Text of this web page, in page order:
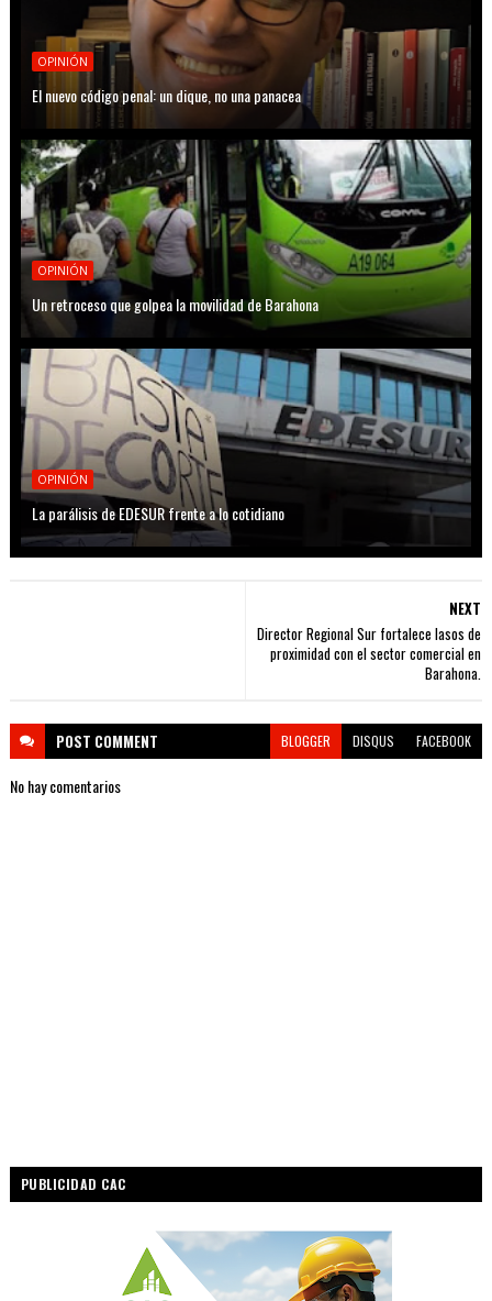
OPINIÓN
El nuevo código penal: un dique, no una panacea
OPINIÓN
Un retroceso que golpea la movilidad de Barahona
OPINIÓN
La parálisis de EDESUR frente a lo cotidiano
NEXT
Director Regional Sur fortalece lasos de
proximidad con el sector comercial en
Barahona.
POST COMMENT BLOGGER DISQUS FACEBOOK
No hay comentarios
PUBLICIDAD CAC